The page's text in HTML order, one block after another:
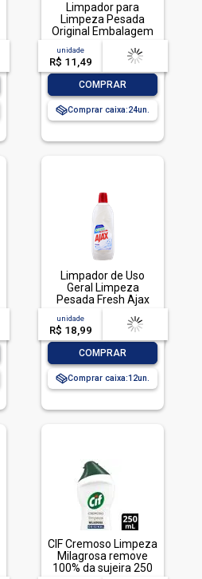
Limpador para
Limpeza Pesada
Original Embalagem
Econômica, Veja,
unidade
R$ 11,49
acima de
-- --,--un.
COMPRAR
Comprar caixa:24
Limpador de Uso
Geral Limpeza
Pesada Fresh Ajax
Frasco 1l
unidade
R$ 18,99
acima de
-- --,--un.
COMPRAR
Comprar caixa:12
CIF Cremoso Limpeza
Milagrosa remove
100% da sujeira 250